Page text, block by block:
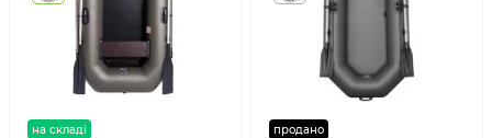
на складі продано